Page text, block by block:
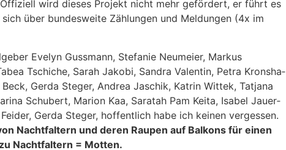
wird die­ses Pro­jekt nicht mehr geför­dert, er führt es
über bun­des­wei­te Zäh­lun­gen und Mel­dun­gen (4x im
Eve­lyn Guss­mann, Ste­fa­nie Neu­mei­er, Mar­kus
Tschi­che, Sarah Jako­bi, San­dra Valen­tin, Petra Kronsha­
Beck, Ger­da Ste­ger, Andrea Jaschik, Kat­rin Wit­tek, Tat­ja­na
Schu­bert, Mari­on Kaa, Sara­tah Pam Kei­ta, Isa­bel Jau­er­
Ger­da Ste­ger, hof­fent­lich habe ich kei­nen ver­ges­sen.
Nacht­fal­tern und deren Rau­pen auf Bal­kons für einen
Nacht­fal­tern = Mot­ten.